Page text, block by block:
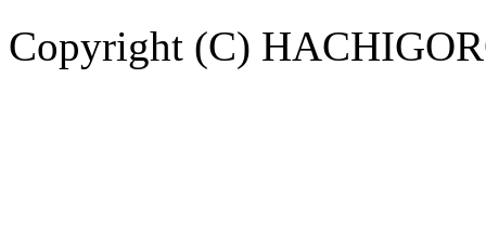
Copyright (C)